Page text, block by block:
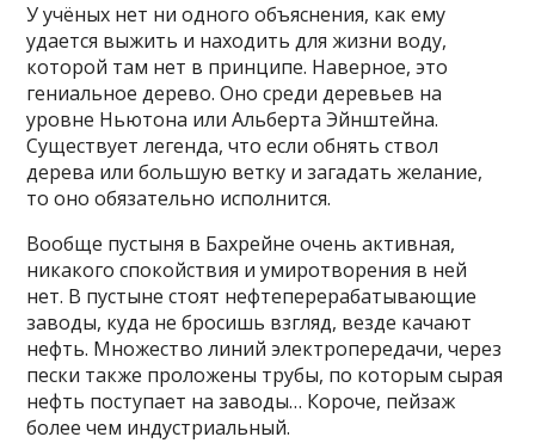
У учёных нет ни одного объяснения, как ему
удается выжить и находить для жизни воду,
которой там нет в принципе. Наверное, это
гениальное дерево. Оно среди деревьев на
уровне Ньютона или Альберта Эйнштейна.
Существует легенда, что если обнять ствол
дерева или большую ветку и загадать желание,
то оно обязательно исполнится.
Вообще пустыня в Бахрейне очень активная,
никакого спокойствия и умиротворения в ней
нет. В пустыне стоят нефтеперерабатывающие
заводы, куда не бросишь взгляд, везде качают
нефть. Множество линий электропередачи, через
пески также проложены трубы, по которым сырая
нефть поступает на заводы… Короче, пейзаж
более чем индустриальный.